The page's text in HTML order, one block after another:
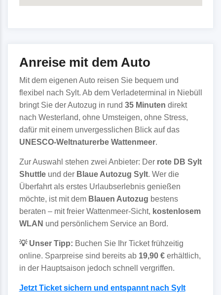
Anreise mit dem Auto
Mit dem eigenen Auto reisen Sie bequem und
flexibel nach Sylt. Ab dem Verladeterminal in Niebüll
bringt Sie der Autozug in rund 35 Minuten direkt
nach Westerland, ohne Umsteigen, ohne Stress,
dafür mit einem unvergesslichen Blick auf das
UNESCO-Weltnaturerbe Wattenmeer.
Zur Auswahl stehen zwei Anbieter: Der rote DB Sylt
Shuttleund der Blaue Autozug Sylt. Wer die
Überfahrt als erstes Urlaubserlebnis genießen
möchte, ist mit dem Blauen Autozug bestens
beraten – mit freier Wattenmeer-Sicht, kostenlosem
WLAN und persönlichem Service an Bord.
💡 Unser Tipp: Buchen Sie Ihr Ticket frühzeitig
online. Sparpreise sind bereits ab 19,90 €erhältlich,
in der Hauptsaison jedoch schnell vergriffen.
Jetzt Ticket sichern und entspannt nach Sylt